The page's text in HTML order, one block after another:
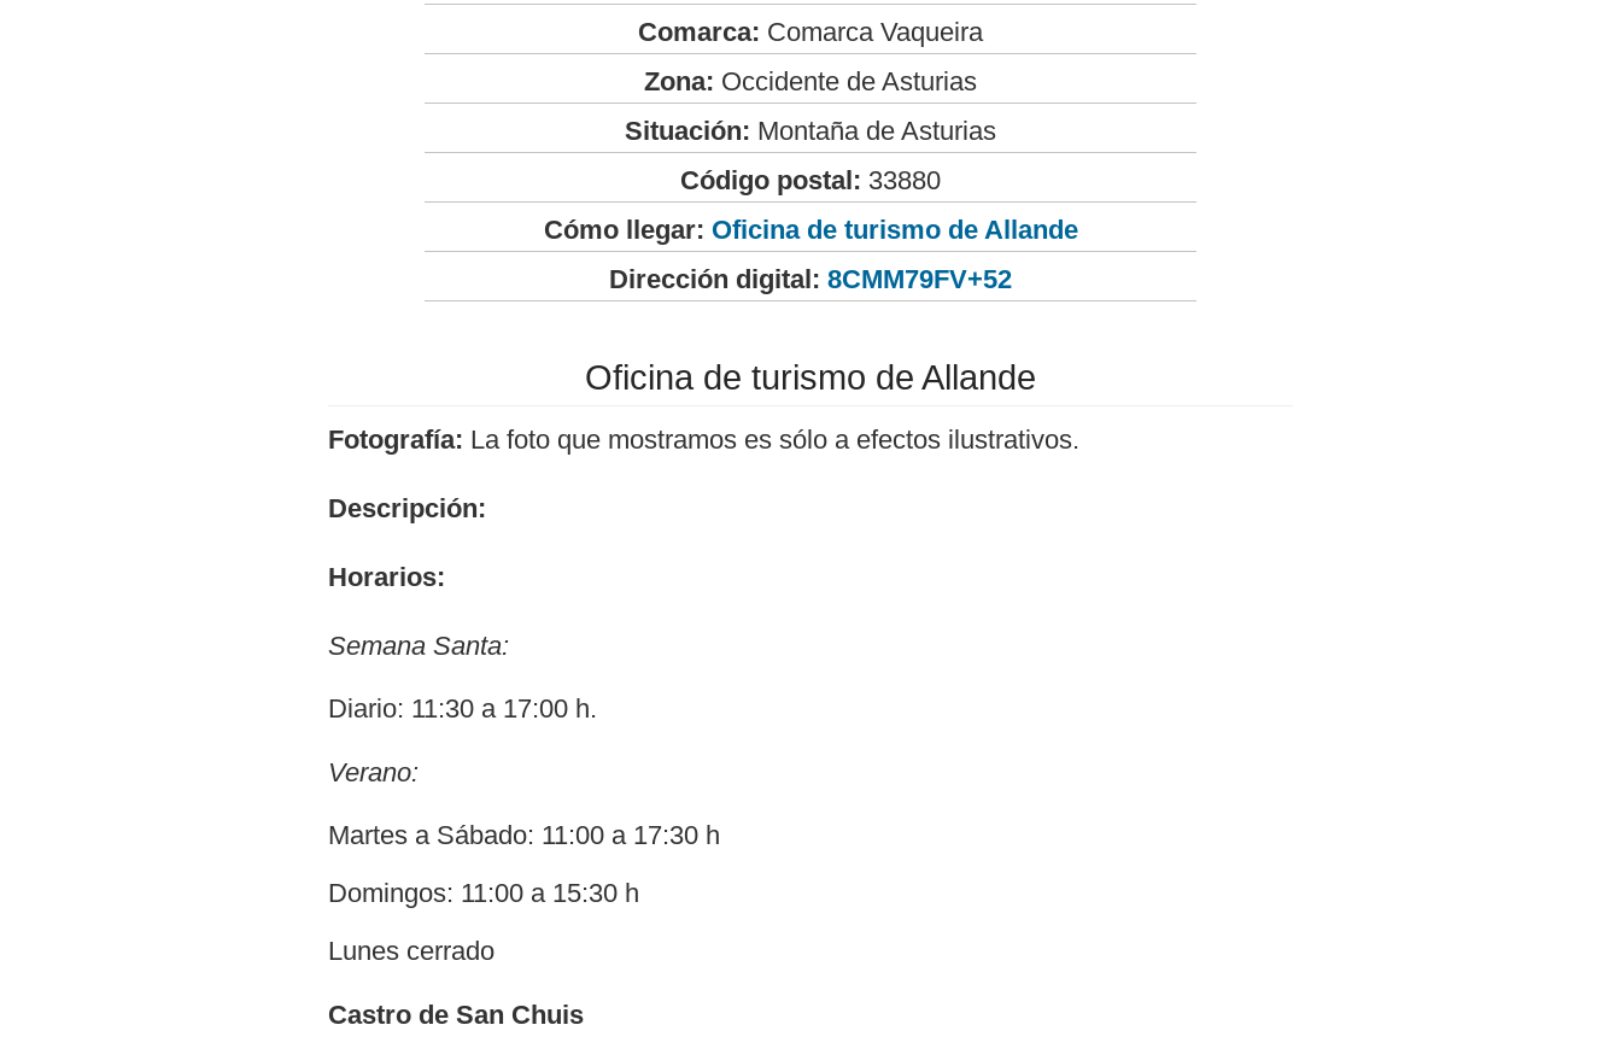
Comarca: Comarca Vaqueira
Zona: Occidente de Asturias
Situación: Montaña de Asturias
Código postal: 33880
Cómo llegar: Oficina de turismo de Allande
Dirección digital: 8CMM79FV+52
Oficina de turismo de Allande
Fotografía: La foto que mostramos es sólo a efectos ilustrativos.
Descripción:
Horarios:
Semana Santa:
Diario: 11:30 a 17:00 h.
Verano:
Martes a Sábado: 11:00 a 17:30 h
Domingos: 11:00 a 15:30 h
Lunes cerrado
Castro de San Chuis